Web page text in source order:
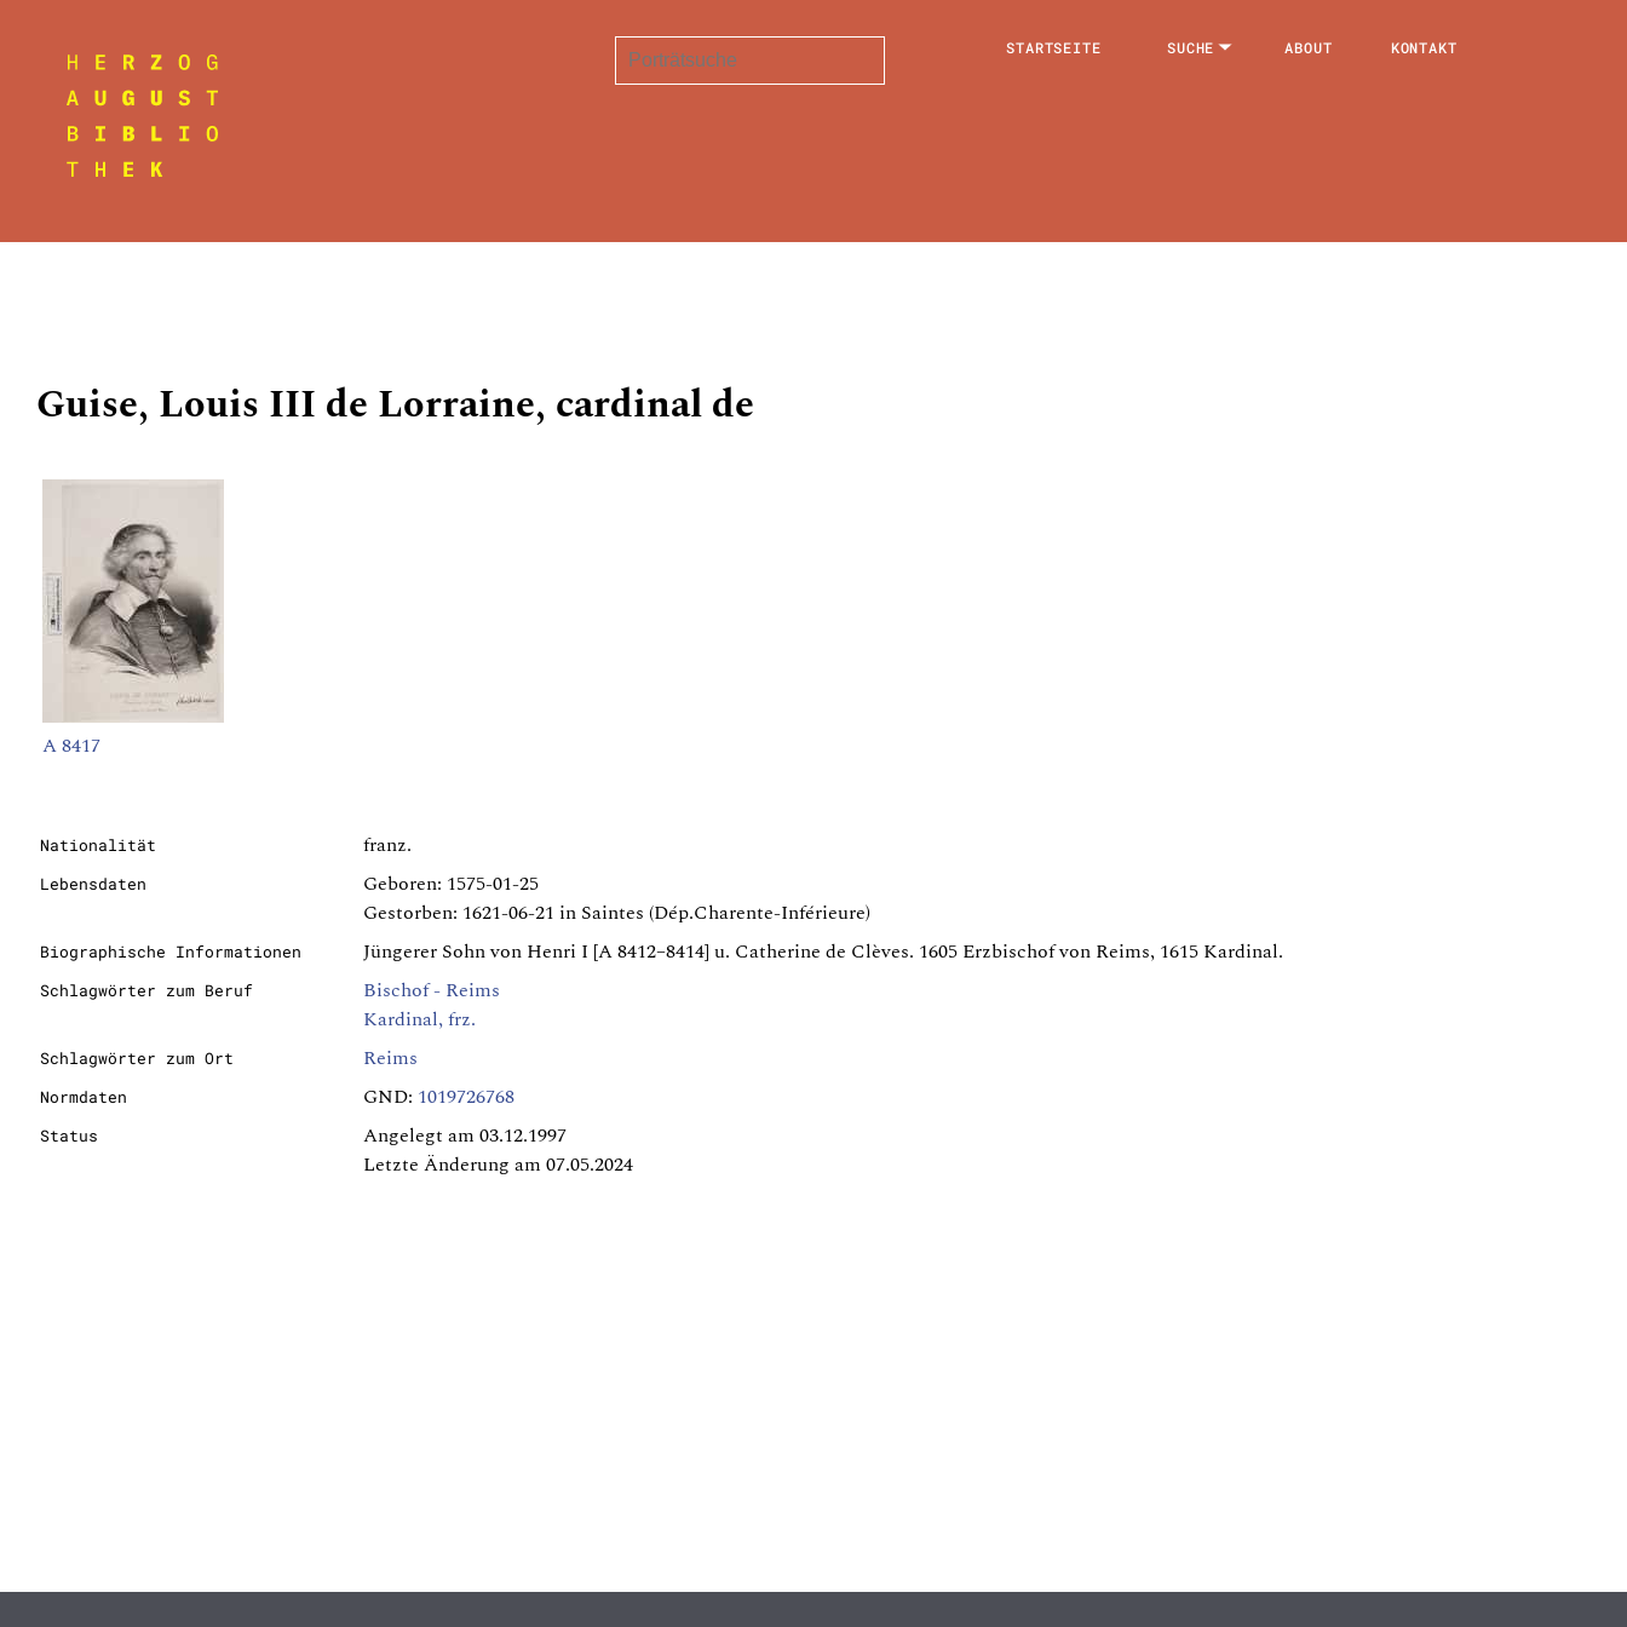
STARTSEITE SUCHE ABOUT KONTAKT
Guise, Louis III de Lorraine, cardinal de
A 8417
Nationalität franz.
Lebensdaten
Geboren: 1575-01-25
Gestorben: 1621-06-21 in Saintes (Dép.Charente-Inférieure)
Biographische Informationen Jüngerer Sohn von Henri I [A 8412–8414] u. Catherine de Clèves. 1605 Erzbischof von Reims, 1615 Kardinal.
Schlagwörter zum Beruf
Bischof - Reims
Kardinal, frz.
Schlagwörter zum Ort Reims
Normdaten GND: 1019726768
Status
Angelegt am 03.12.1997
Letzte Änderung am 07.05.2024